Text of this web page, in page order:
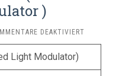
)
DEAKTIVIERT
Light Modulator)